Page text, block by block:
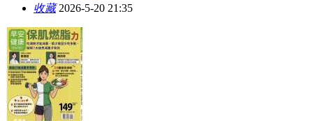
收藏2026-5-20 21:35